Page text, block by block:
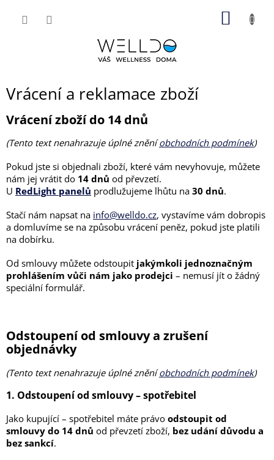
Vrácení a reklamace zboží
Vrácení zboží do 14 dnů
(Tento text nenahrazuje úplné zněníobchodních podmínek)
Pokud jste si objednali zboží, které vám nevyhovuje, můžete
nám jej vrátit do 14 dnů od převzetí.
U RedLight panelů prodlužujeme lhůtu na 30 dnů.
Stačí nám napsat na info@welldo.cz, vystavíme vám dobropis
a domluvíme se na způsobu vrácení peněz, pokud jste platili
na dobírku.
Od smlouvy můžete odstoupit jakýmkoli jednoznačným
prohlášením vůči nám jako prodejci – nemusí jít o žádný
speciální formulář.
Odstoupení od smlouvy a zrušení
objednávky
(Tento text nenahrazuje úplné zněníobchodních podmínek)
1. Odstoupení od smlouvy – spotřebitel
Jako kupující – spotřebitel máte právo odstoupit od
smlouvy do 14 dnů od převzetí zboží, bez udání důvodu a
bez sankcí.